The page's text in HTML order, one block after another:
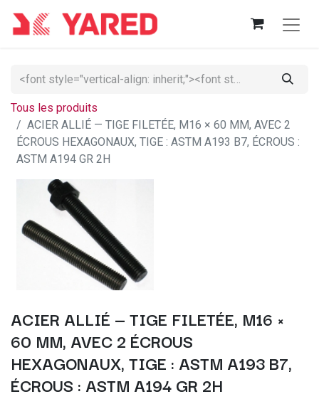
Tous les produits
ACIER ALLIÉ — TIGE FILETÉE, M16 × 60 MM, AVEC 2
ÉCROUS HEXAGONAUX, TIGE : ASTM A193 B7, ÉCROUS :
ASTM A194 GR 2H
ACIER ALLIÉ — TIGE FILETÉE, M16 ×
60 MM, AVEC 2 ÉCROUS
HEXAGONAUX, TIGE : ASTM A193 B7,
ÉCROUS : ASTM A194 GR 2H